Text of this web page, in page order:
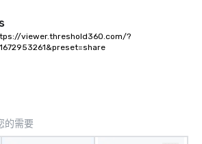
creating a swinging
options available for
viewer.threshold360.com/?
的需要